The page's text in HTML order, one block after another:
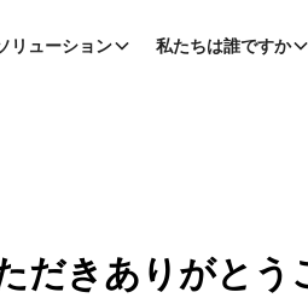
リューション 私たちは誰ですか
だきありがとう